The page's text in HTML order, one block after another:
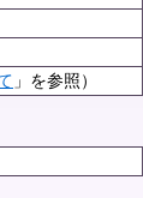
」を参照）